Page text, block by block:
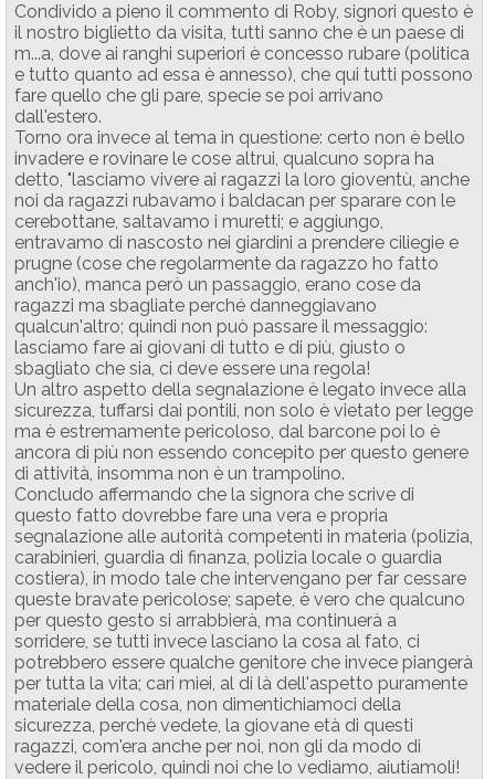
Condivido a pieno il commento di Roby, signori questo è
il nostro biglietto da visita, tutti sanno che è un paese di
m...a, dove ai ranghi superiori è concesso rubare (politica
e tutto quanto ad essa è annesso), che qui tutti possono
fare quello che gli pare, specie se poi arrivano
dall'estero.
Torno ora invece al tema in questione: certo non è bello
invadere e rovinare le cose altrui, qualcuno sopra ha
detto, "lasciamo vivere ai ragazzi la loro gioventù, anche
noi da ragazzi rubavamo i baldacan per sparare con le
cerebottane, saltavamo i muretti; e aggiungo,
entravamo di nascosto nei giardini a prendere ciliegie e
prugne (cose che regolarmente da ragazzo ho fatto
anch'io), manca però un passaggio, erano cose da
ragazzi ma sbagliate perché danneggiavano
qualcun'altro; quindi non può passare il messaggio:
lasciamo fare ai giovani di tutto e di più, giusto o
sbagliato che sia, ci deve essere una regola!
Un altro aspetto della segnalazione è legato invece alla
sicurezza, tuffarsi dai pontili, non solo è vietato per legge
ma è estremamente pericoloso, dal barcone poi lo è
ancora di più non essendo concepito per questo genere
di attività, insomma non è un trampolino.
Concludo affermando che la signora che scrive di
questo fatto dovrebbe fare una vera e propria
segnalazione alle autorità competenti in materia (polizia,
carabinieri, guardia di finanza, polizia locale o guardia
costiera), in modo tale che intervengano per far cessare
queste bravate pericolose; sapete, è vero che qualcuno
per questo gesto si arrabbierà, ma continuerà a
sorridere, se tutti invece lasciano la cosa al fato, ci
potrebbero essere qualche genitore che invece piangerà
per tutta la vita; cari miei, al di là dell'aspetto puramente
materiale della cosa, non dimentichiamoci della
sicurezza, perchè vedete, la giovane età di questi
ragazzi, com'era anche per noi, non gli da modo di
vedere il pericolo, quindi noi che lo vediamo, aiutiamoli!